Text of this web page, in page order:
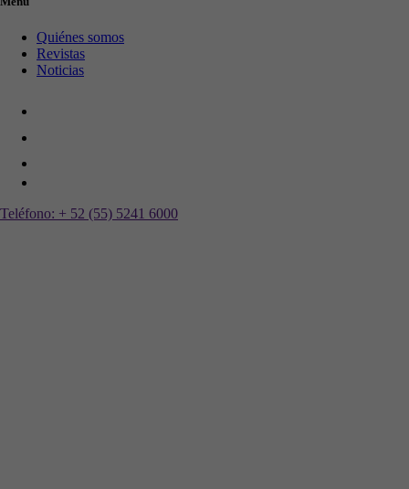
Quiénes somos
Revistas
Noticias
Teléfono: + 52 (55) 5241 6000